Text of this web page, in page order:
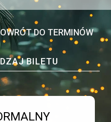
DO TERMINÓW
BILETU